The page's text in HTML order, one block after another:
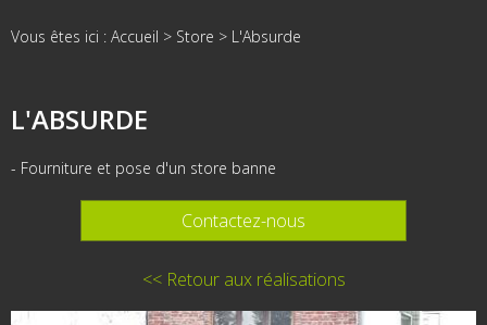
Vous êtes ici : Accueil > Store > L'Absurde
L'ABSURDE
- Fourniture et pose d'un store banne
Contactez-nous
<< Retour aux réalisations